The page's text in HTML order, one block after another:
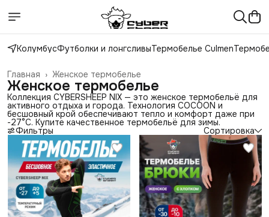
КолумбусФутболки и лонгсливыТермобелье Culmen
Женское термобелье
Главная ›
Женское термобелье
Коллекция CYBERSHEEP NIX — это женское термобельё для
активного отдыха и города. Технология COCOON и
бесшовный крой обеспечивают тепло и комфорт даже при
-27°C. Купите качественное термобельё для зимы.
Фильтры Сортировка